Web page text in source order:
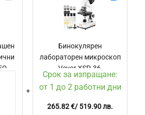
VEVOR
YHEO,
Мощност
Боросиликатно
до
2500x,
Финно
Бинокулярен
лабораторен микроскоп
Vevor XSP-36,
Увеличение 40x до
2500x, LED, Финно и
Срок за изпращане:
от 1 до 2 работни дни
265.82€/ 519.90 лв.